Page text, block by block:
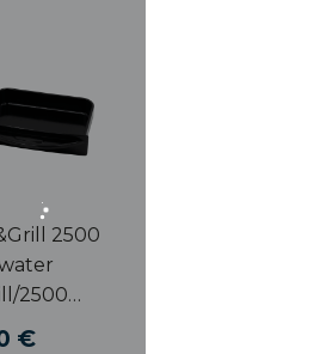
2500
2500
€